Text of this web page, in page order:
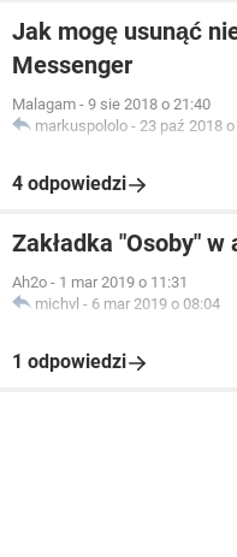
Jak mogę usunąć
Messenger
Malagam - 9 sie 2018 o 21:40
markuspololo - 23 paź 2018
4 odpowiedzi
Zakładka "Osoby"
Ah2o - 1 mar 2019 o 11:31
michvl - 6 mar 2019 o 08:04
1 odpowiedzi